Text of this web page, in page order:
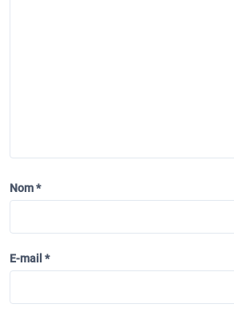
a
r
t
i
c
l
e
Nom*
E-mail *